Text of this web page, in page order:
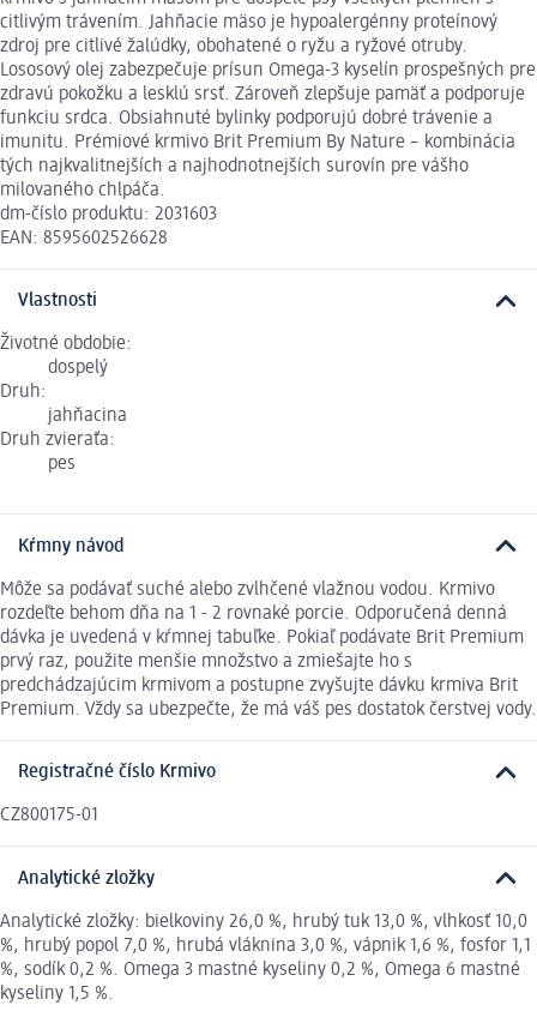
citlivým trávením. Jahňacie mäso je hypoalergénny proteínový
zdroj pre citlivé žalúdky, obohatené o ryžu a ryžové otruby.
Lososový olej zabezpečuje prísun Omega-3 kyselín prospešných pre
zdravú pokožku a lesklú srsť. Zároveň zlepšuje pamäť a podporuje
funkciu srdca. Obsiahnuté bylinky podporujú dobré trávenie a
imunitu. Prémiové krmivo Brit Premium By Nature – kombinácia
tých najkvalitnejších a najhodnotnejších surovín pre vášho
milovaného chlpáča.
dm-číslo produktu: 2031603
EAN: 8595602526628
Vlastnosti
Životné obdobie:
dospelý
Druh:
jahňacina
Druh zvieraťa:
pes
Kŕmny návod
Môže sa podávať suché alebo zvlhčené vlažnou vodou. Krmivo
rozdeľte behom dňa na 1 - 2 rovnaké porcie. Odporučená denná
dávka je uvedená v kŕmnej tabuľke. Pokiaľ podávate Brit Premium
prvý raz, použite menšie množstvo a zmiešajte ho s
predchádzajúcim krmivom a postupne zvyšujte dávku krmiva Brit
Premium. Vždy sa ubezpečte, že má váš pes dostatok čerstvej vody.
Registračné číslo Krmivo
CZ800175-01
Analytické zložky
Analytické zložky: bielkoviny 26,0 %, hrubý tuk 13,0 %, vlhkosť 10,0
%, hrubý popol 7,0 %, hrubá vláknina 3,0 %, vápnik 1,6 %, fosfor 1,1
%, sodík 0,2 %. Omega 3 mastné kyseliny 0,2 %, Omega 6 mastné
kyseliny 1,5 %.